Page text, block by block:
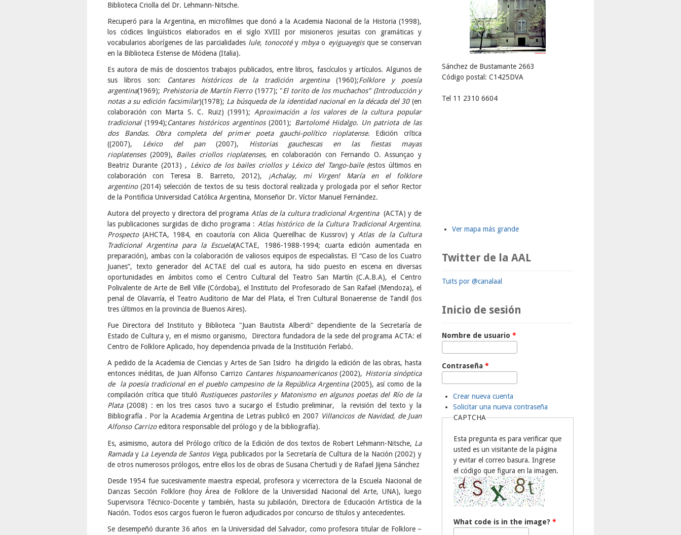
Biblioteca Criolla del Dr. Lehmann-Nitsche.
Recuperó para la Argentina, en microfilmes que donó a la Academia Nacional de la Historia (1998),
los códices lingüísticos elaborados en el siglo XVIII por misioneros jesuitas con gramáticas y
vocabularios aborígenes de las parcialidades lule, tonocotéy mbyao eyiguayegisque se conservan
en la Biblioteca Estense de Módena (Italia).
Es autora de más de doscientos trabajos publicados, entre libros, fascículos y artículos. Algunos de
sus libros son: Cantares históricos de la tradición argentina(1960);Folklore y poesía
argentina(1969); Prehistoria de Martín Fierro(1977); "El torito de los muchachos" (Introducción y
notas a su edición facsimilar)(1978); La búsqueda de la identidad nacional en la década del 30(en
colaboración con Marta S. C. Ruiz) (1991); Aproximación a los valores de la cultura popular
tradicional(1994);Cantares históricos argentinos(2001); Bartolomé Hidalgo. Un patriota de las
dos Bandas. Obra completa del primer poeta gauchi-político rioplatense. Edición crítica
((2007), Léxico del pan(2007), Historias gauchescas en las fiestas mayas
rioplatenses(2009), Bailes criollos rioplatenses, en colaboración con Fernando O. Assunçao y
Beatriz Durante (2013) , Léxico de los bailes criollos y Léxico del Tango-baile (estos últimos en
colaboración con Teresa B. Barreto, 2012), ¡Achalay, mi Virgen! María en el folklore
argentino(2014) selección de textos de su tesis doctoral realizada y prologada por el señor Rector
de la Pontificia Universidad Católica Argentina, Monseñor Dr. Víctor Manuel Fernández.
Autora del proyecto y directora del programa Atlas de la cultura tradicional Argentina(ACTA) y de
las publicaciones surgidas de dicho programa : Atlas histórico de la Cultura Tradicional Argentina.
Prospecto(AHCTA, 1984, en coautoría con Alicia Quereilhac de Kussrov) yAtlas de la Cultura
Tradicional Argentina para la Escuela(ACTAE, 1986-1988-1994; cuarta edición aumentada en
preparación), ambas con la colaboración de valiosos equipos de especialistas. El “Caso de los Cuatro
Juanes”, texto generador del ACTAE del cual es autora, ha sido puesto en escena en diversas
oportunidades en ámbitos como el Centro Cultural del Teatro San Martín (C.A.B.A), el Centro
Polivalente de Arte de Bell Ville (Córdoba), el Instituto del Profesorado de San Rafael (Mendoza), el
penal de Olavarría, el Teatro Auditorio de Mar del Plata, el Tren Cultural Bonaerense de Tandil (los
tres últimos en la provincia de Buenos Aires).
Fue Directora del Instituto y Biblioteca "Juan Bautista Alberdi" dependiente de la Secretaría de
Estado de Cultura y, en el mismo organismo, Directora fundadora de la sede del programa ACTA: el
Centro de Folklore Aplicado, hoy dependencia privada de la Institución Ferlabó.
A pedido de la Academia de Ciencias y Artes de San Isidro ha dirigido la edición de las obras, hasta
entonces inéditas, de Juan Alfonso Carrizo Cantares hispanoamericanos(2002), Historia sinóptica
de la poesía tradicional en el pueblo campesino de la República Argentina(2005), así como de la
compilación crítica que tituló Rustiqueces pastoriles y Matonismo en algunos poetas del Río de la
Plata(2008) : en los tres casos tuvo a sucargo el Estudio preliminar, la revisión del texto y la
Bibliografía . Por la Academia Argentina de Letras publicó en 2007 Villancicos de Navidad, de Juan
Alfonso Carrizoeditora responsable del prólogo y de la bibliografía).
Es, asimismo, autora del Prólogo crítico de la Edición de dos textos de Robert Lehmann-Nitsche, La
Ramada y La Leyenda de Santos Vega, publicados por la Secretaría de Cultura de la Nación (2002) y
de otros numerosos prólogos, entre ellos los de obras de Susana Chertudi y de Rafael Jijena Sánchez
Desde 1954 fue sucesivamente maestra especial, profesora y vicerrectora de la Escuela Nacional de
Danzas Sección Folklore (hoy Área de Folklore de la Universidad Nacional del Arte, UNA), luego
Supervisora Técnico-Docente y también, hasta su jubilación, Directora de Educación Artística de la
Nación. Todos esos cargos fueron le fueron adjudicados por concurso de títulos y antecedentes.
Se desempeñó durante 36 años en la Universidad del Salvador, como profesora titular de Folklore –
Sánchez de Bustamante 2663
Código postal: C1425DVA
Tel 11 2310 6604
Ver mapa más grande
Twitter de la AAL
Tuits por @canalaal
Inicio de sesión
Nombre de usuario *
Contraseña *
Crear nueva cuenta
Solicitar una nueva contraseña
CAPTCHA
Esta pregunta es para verificar que
usted es un visitante de la página
y evitar el correo basura. Ingrese
el código que figura en la imagen.
What code is in the image? *